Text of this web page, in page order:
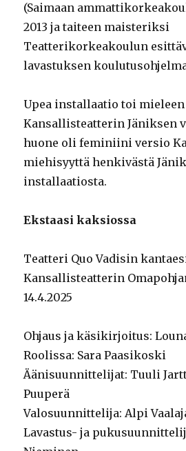
(Saimaan
2013 ja taiteen maisteriksi
Teatterikorkeakoulun
lavastuksen
Upea installaatio toi mieleen
Kansallisteatterin Jäniksen
huone oli feminiini versio
miehisyyttä henkivästä
installaatiosta.
Ekstaasi kaksiossa
Teatteri Quo Vadisin
Kansallisteatterin
14.4.2025
Ohjaus ja käsikirjoitus:
Roolissa: Sara Paasikoski
Äänisuunnittelijat: Tuuli
Puuperä
Valosuunnittelija: Alpi
Lavastus- ja